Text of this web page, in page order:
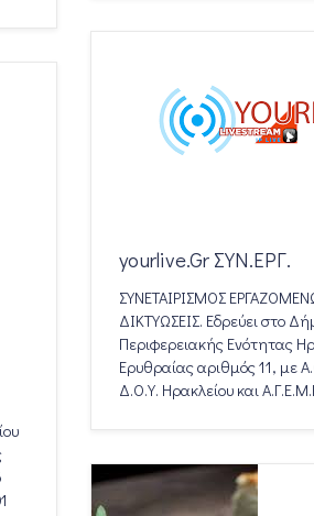
yourlive.Gr ΣΥΝ.ΕΡΓ.
ΣΥΝΕΤΑΙΡΙΣΜΟΣ
ΔΙΚΤΥΩΣΕΙΣ. Εδρεύει στο
Περιφερειακής Ενότητας
Ερυθραίας αριθμός 11, με
Δ.Ο.Υ. Ηρακλείου και